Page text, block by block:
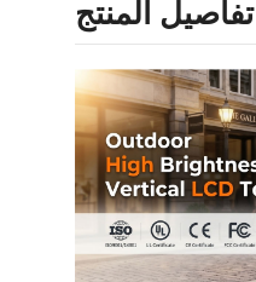
تفاصيل المنتج